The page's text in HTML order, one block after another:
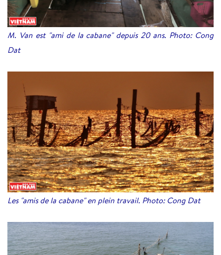
M. Van est "ami de la cabane" depuis 20 ans. Photo: Cong
Dat
Les "amis de la cabane" en plein travail. Photo: Cong Dat